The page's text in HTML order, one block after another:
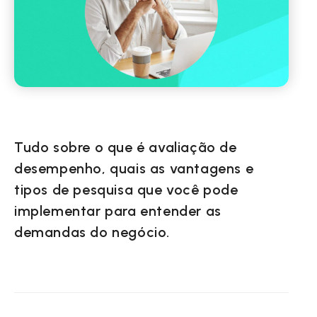
Tudo sobre o que é avaliação de
desempenho, quais as vantagens e
tipos de pesquisa que você pode
implementar para entender as
demandas do negócio.